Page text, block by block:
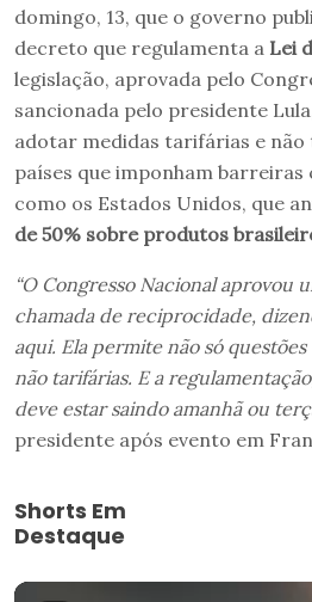
domingo, 13, que o governo
decreto que regulamenta a Lei
legislação, aprovada pelo
sancionada pelo presidente
adotar medidas tarifárias e
países que imponham barreiras
como os Estados Unidos, que
de 50% sobre produtos
“O Congresso Nacional aprovou
chamada de reciprocidade,
aqui. Ela permite não só
não tarifárias. E a
deve estar saindo amanhã ou
presidente após evento em
Shorts Em
Destaque